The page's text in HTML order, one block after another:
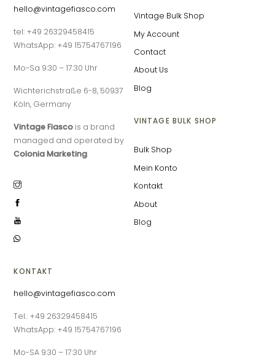
hello@vintagefiasco.com
tel: +49 26329458415
WhatsApp: +49 15754767196
Mo-Sa 9:30 – 17:30 Uhr
Wichterichstraße 6-8, 50937
Köln, Germany
Vintage Fiasco is a brand
managed and operated by
Colonia Marketing.
KONTAKT
hello@vintagefiasco.com
Tel.: +49 26329458415
WhatsApp: +49 15754767196
Mo-SA 9:30 – 17:30 Uhr
Vintage Bulk Shop
My Account
Contact
About Us
Blog
VINTAGE BULK SHOP
Bulk Shop
Mein Konto
Kontakt
About
Blog